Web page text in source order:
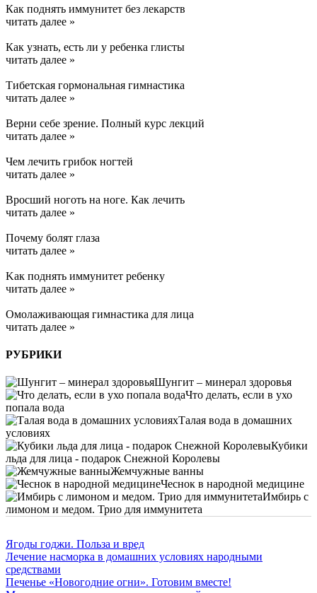
Как поднять иммунитет без лекарств
читать далее »
Как узнать, есть ли у ребенка глисты
читать далее »
Тибетская гормональная гимнастика
читать далее »
Верни себе зрение. Полный курс лекций
читать далее »
Чем лечить грибок ногтей
читать далее »
Вросший ноготь на ноге. Как лечить
читать далее »
Почему болят глаза
читать далее »
Kак поднять иммунитет ребенку
читать далее »
Омолаживающая гимнастика для лица
читать далее »
РУБРИКИ
Шунгит – минерал здоровья
Что делать, если в ухо
попала вода
Талая вода в домашних
условиях
Кубики
льда для лица - подарок Снежной Королевы
Жемчужные ванны
Чеснок в народной медицине
Имбирь с
лимоном и медом. Трио для иммунитета
Ягоды годжи. Польза и вред
Лечение насморка в домашних условиях народными
средствами
Печенье «Новогодние огни». Готовим вместе!